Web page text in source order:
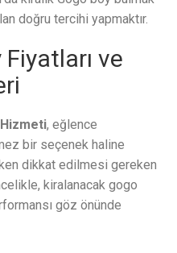
doğru tercihi yapmaktır.
Fiyatları ve
Hizmeti, eğlence
bir seçenek haline
dikkat edilmesi gereken
kiralanacak gogo
göz önünde